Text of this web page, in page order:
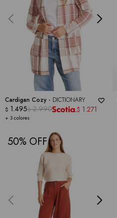
Cardigan Cozy - DICTIONARY
+ 3 colores
$ 1.495$ 2.990 $ 1.271
50